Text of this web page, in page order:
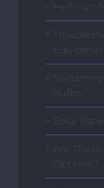
Hello
Bulbs
Solar
Are
Options?